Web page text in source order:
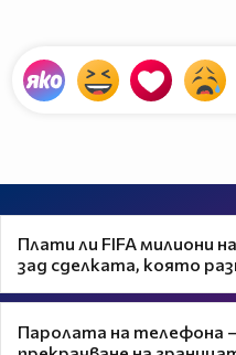
Плати ли FIFA милиони
зад сделката, която
Паролата на телефона –